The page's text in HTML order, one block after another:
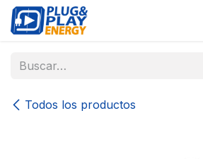
Ir al contenido
Todos los productos